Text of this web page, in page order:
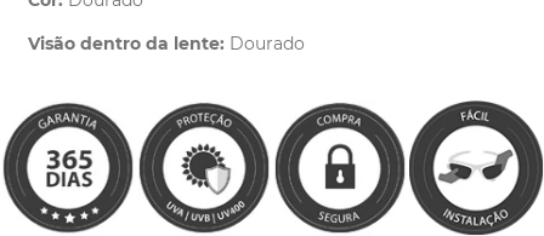
Visão dentro da lente: Dourado